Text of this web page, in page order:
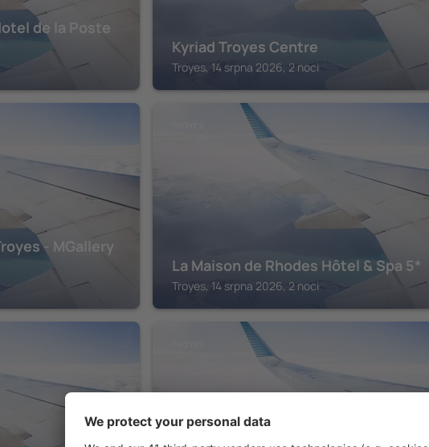
de la Poste
Kyriad Troyes Centre
Troyes, 14 srpna 2026, 2 noci
- MGallery
La Maison de Rhodes Hôtel & Spa 5*
Troyes, 14 srpna 2026, 2 noci